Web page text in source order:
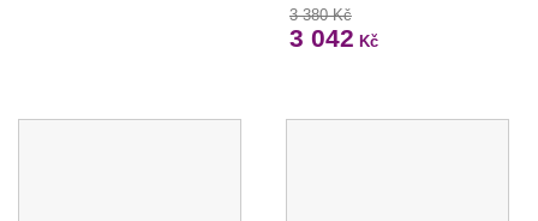
3 380 Kč
3 042 Kč